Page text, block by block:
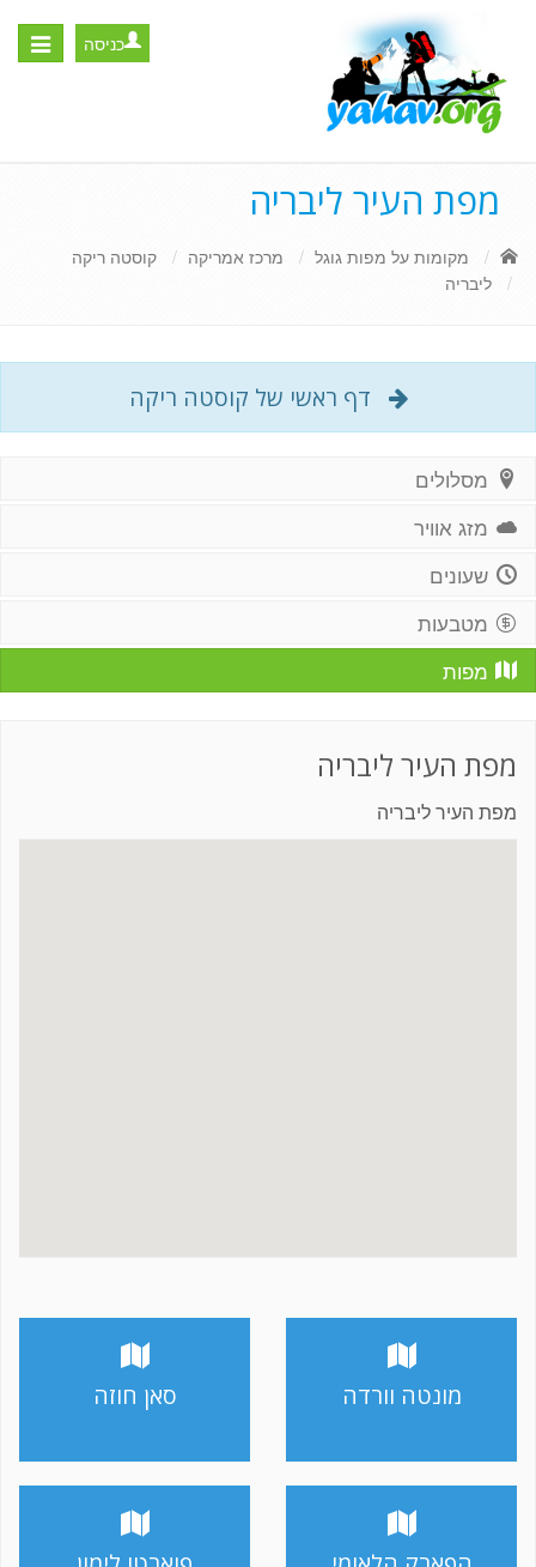
Toggle
כניסה
מפת העיר ליבריה
מקומות על מפות גוגל מרכז אמריקה
קוסטה ריקה
ליבריה
דף ראשי של קוסטה ריקה
מסלולים
מזג אוויר
שעונים
מטבעות
מפות
מפת העיר ליבריה
מפת העיר ליבריה
מונטה וורדה סאן חוזה